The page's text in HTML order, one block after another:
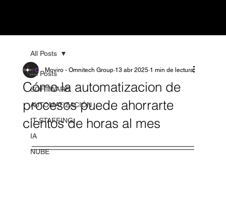
All Posts
SOFTWARE
AUTOMATIZACIÓN
IT STAFFING
IA
NUBE
All Posts
Cómo la automatizacion de
procesos puede ahorrarte
cientos de horas al mes
Moviro - Omnitech Group 13 abr 2025 1 min de lectura